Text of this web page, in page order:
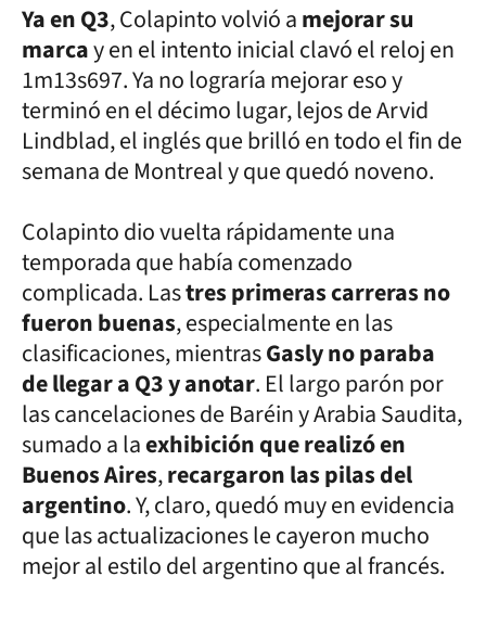
Ya en Q3, Colapinto volvió amejorar su
marcay en el intento inicial clavó el reloj en
1m13s697. Ya no lograría mejorar eso y
terminó en el décimo lugar, lejos de Arvid
Lindblad, el inglés que brilló en todo el fin de
semana de Montreal y que quedó noveno.
Colapinto dio vuelta rápidamente una
temporada que había comenzado
complicada. Lastres primeras carreras no
fueron buenas, especialmente en las
clasificaciones, mientrasGasly no paraba
de llegar a Q3 y anotar. El largo parón por
las cancelaciones de Baréin y Arabia Saudita,
sumado a laexhibición que realizó en
Buenos Aires,recargaron las pilas del
argentino. Y, claro, quedó muy en evidencia
que las actualizaciones le cayeron mucho
mejor al estilo del argentino que al francés.